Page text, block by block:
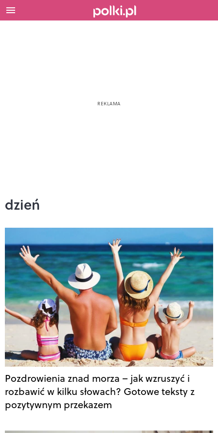
dzień
Pozdrowienia znad morza – jak wzruszyć i
rozbawić w kilku słowach? Gotowe teksty z
pozytywnym przekazem